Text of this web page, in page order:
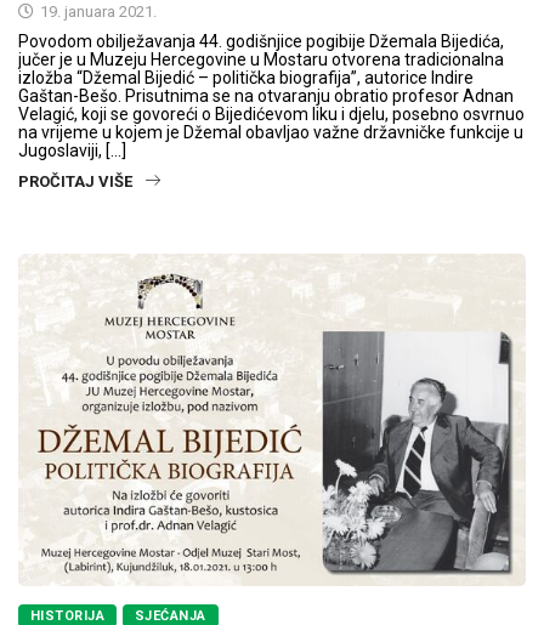
19. januara 2021.
Povodom obilježavanja 44. godišnjice pogibije Džemala Bijedića,
jučer je u Muzeju Hercegovine u Mostaru otvorena tradicionalna
izložba “Džemal Bijedić – politička biografija”, autorice Indire
Gaštan-Bešo. Prisutnima se na otvaranju obratio profesor Adnan
Velagić, koji se govoreći o Bijedićevom liku i djelu, posebno osvrnuo
na vrijeme u kojem je Džemal obavljao važne državničke funkcije u
Jugoslaviji, […]
PROČITAJ VIŠE
HISTORIJA SJEĆANJA